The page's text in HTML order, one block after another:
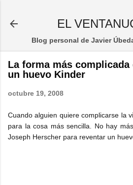
EL
Blog personal de Javier
La forma más complicada
un huevo Kinder
octubre 19, 2008
Cuando alguien quiere complicarse la
para la cosa más sencilla. No hay
Joseph Herscher para reventar un